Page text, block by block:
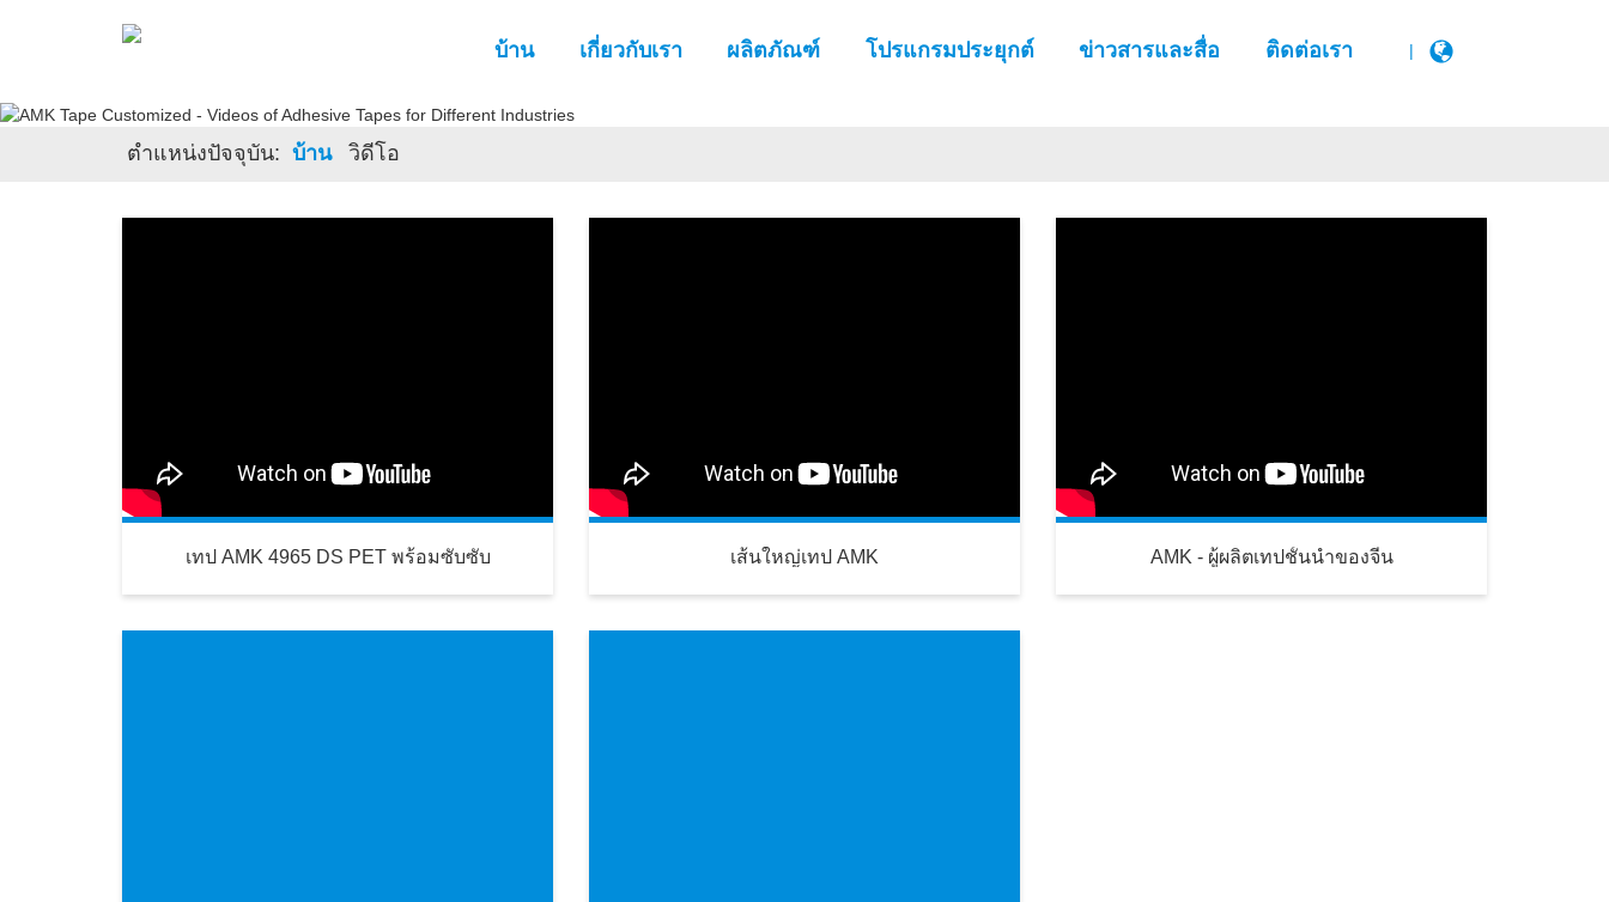
บ้าน เกี่ยวกับเรา ผลิตภัณฑ์ โปรแกรมประยุกต์ ข่าวสารและสื่อ ติดต่อเรา |
ตําแหน่งปัจจุบัน: บ้าน วิดีโอ
เทป AMK 4965 DS PET พร้อมซับซับ เส้นใหญ่เทป AMK AMK - ผู้ผลิตเทปชั้นนําของจีน